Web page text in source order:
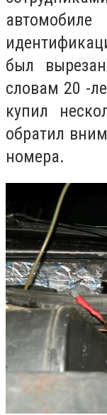
был
словам 20 -
купил
обратил
номера.